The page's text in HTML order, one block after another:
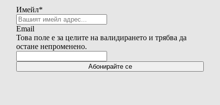
Имейл*
Email
Това поле е за целите на валидирането и трябва да
остане непроменено.